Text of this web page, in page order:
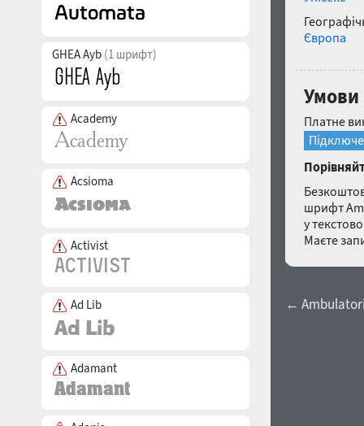
GHEA Ayb (1 шрифт)
Academy
Acsioma
Activist
Ad Lib
Adamant
Європа
Платне
шрифт
у
Маєте
←